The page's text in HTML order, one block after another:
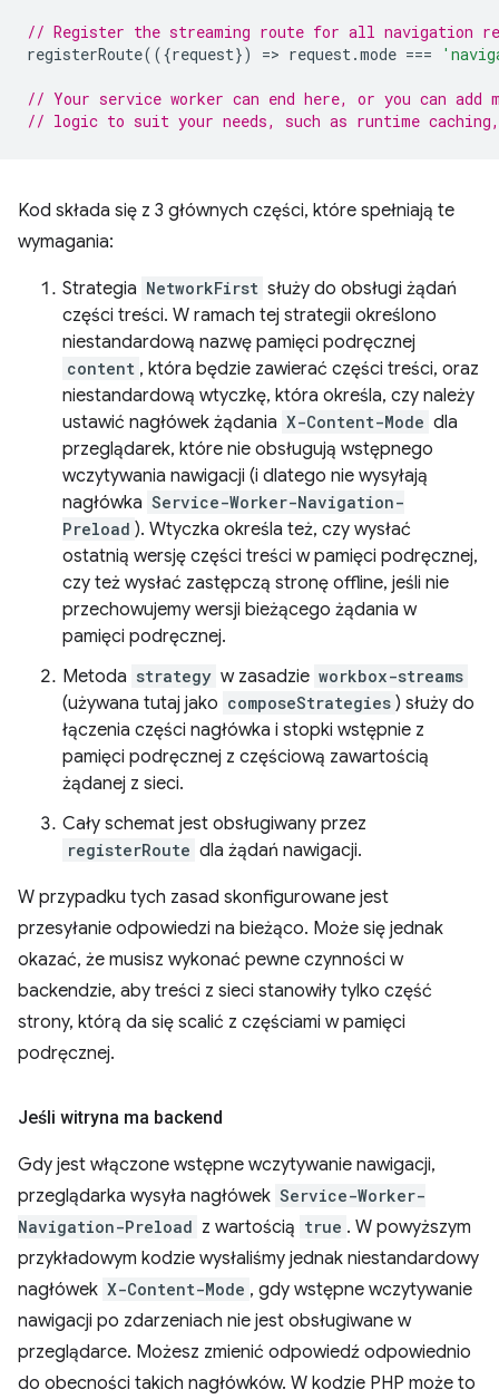
// Register the streaming route for all navigation
registerRoute(({request}) => request.mode ===
// Your service worker can end here, or you can add
// logic to suit your needs, such as runtime
Kod składa się z 3 głównych części, które spełniają te
wymagania:
Strategia NetworkFirst służy do obsługi żądań
części treści. W ramach tej strategii określono
niestandardową nazwę pamięci podręcznej
content , która będzie zawierać części treści, oraz
niestandardową wtyczkę, która określa, czy należy
ustawić nagłówek żądania X-Content-Mode dla
przeglądarek, które nie obsługują wstępnego
wczytywania nawigacji (i dlatego nie wysyłają
nagłówka Service-Worker-Navigation-
Preload ). Wtyczka określa też, czy wysłać
ostatnią wersję części treści w pamięci podręcznej,
czy też wysłać zastępczą stronę offline, jeśli nie
przechowujemy wersji bieżącego żądania w
pamięci podręcznej.
Metoda strategy w zasadzie workbox-streams
(używana tutaj jako composeStrategies ) służy do
łączenia części nagłówka i stopki wstępnie z
pamięci podręcznej z częściową zawartością
żądanej z sieci.
Cały schemat jest obsługiwany przez
registerRoute dla żądań nawigacji.
W przypadku tych zasad skonfigurowane jest
przesyłanie odpowiedzi na bieżąco. Może się jednak
okazać, że musisz wykonać pewne czynności w
backendzie, aby treści z sieci stanowiły tylko część
strony, którą da się scalić z częściami w pamięci
podręcznej.
Jeśli witryna ma backend
Gdy jest włączone wstępne wczytywanie nawigacji,
przeglądarka wysyła nagłówek Service-Worker-
Navigation-Preload z wartością true . W powyższym
przykładowym kodzie wysłaliśmy jednak niestandardowy
nagłówek X-Content-Mode , gdy wstępne wczytywanie
nawigacji po zdarzeniach nie jest obsługiwane w
przeglądarce. Możesz zmienić odpowiedź odpowiednio
do obecności takich nagłówków. W kodzie PHP może to